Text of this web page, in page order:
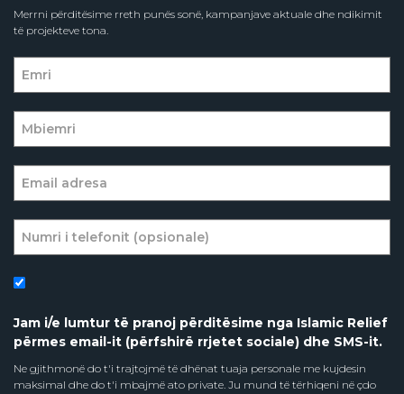
Merrni përditësime rreth punës sonë, kampanjave aktuale dhe ndikimit
të projekteve tona.
Jam i/e lumtur të pranoj përditësime nga Islamic Relief
përmes email-it (përfshirë rrjetet sociale) dhe SMS-it.
Ne gjithmonë do t'i trajtojmë të dhënat tuaja personale me kujdesin
maksimal dhe do t'i mbajmë ato private. Ju mund të tërhiqeni në çdo